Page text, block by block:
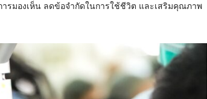
รมองเห็น ลดข้อจำกัดในการใช้ชีวิต และเสริมคุณภาพ